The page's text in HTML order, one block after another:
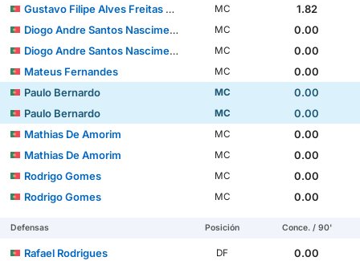
Gustavo Filipe Alves Freitas Azevedo Sá
MC
1.82
Diogo Andre Santos Nascimento
MC
0.00
Diogo Andre Santos Nascimento
MC
0.00
Mateus Fernandes
MC
0.00
Paulo Bernardo
MC
0.00
Paulo Bernardo
MC
0.00
Mathias De Amorim
MC
0.00
Mathias De Amorim
MC
0.00
Rodrigo Gomes
MC
0.00
Rodrigo Gomes
MC 0.00
Defensas Posición Conce. / 90'
Rafael Rodrigues DF
0.00